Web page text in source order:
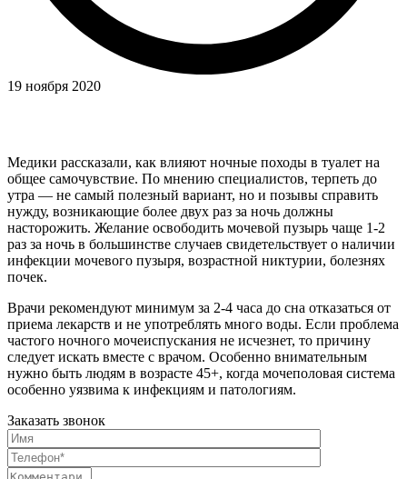
19 ноября 2020
Медики рассказали, как влияют ночные походы в туалет на
общее самочувствие. По мнению специалистов, терпеть до
утра — не самый полезный вариант, но и позывы справить
нужду, возникающие более двух раз за ночь должны
насторожить. Желание освободить мочевой пузырь чаще 1-2
раз за ночь в большинстве случаев свидетельствует о наличии
инфекции мочевого пузыря, возрастной никтурии, болезнях
почек.
Врачи рекомендуют минимум за 2-4 часа до сна отказаться от
приема лекарств и не употреблять много воды. Если проблема
частого ночного мочеиспускания не исчезнет, то причину
следует искать вместе с врачом. Особенно внимательным
нужно быть людям в возрасте 45+, когда мочеполовая система
особенно уязвима к инфекциям и патологиям.
Заказать звонок